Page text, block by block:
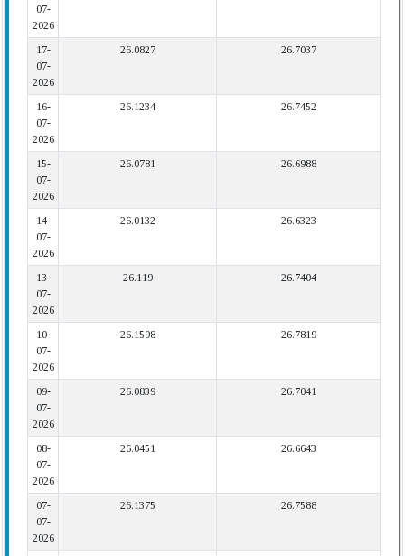
07-
2026
17-
07-
2026
26.0827 26.7037
16-
07-
2026
26.1234 26.7452
15-
07-
2026
26.0781 26.6988
14-
07-
2026
26.0132 26.6323
13-
07-
2026
26.119 26.7404
10-
07-
2026
26.1598 26.7819
09-
07-
2026
26.0839 26.7041
08-
07-
2026
26.0451 26.6643
07-
07-
2026
26.1375 26.7588